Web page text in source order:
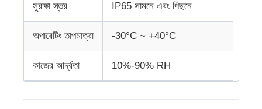
সুরক্ষা স্তর IP65 সামনে এবং পিছনে
অপারেটিং তাপমাত্রা -30°C ~ +40°C
কাজের আর্দ্রতা 10%-90% RH